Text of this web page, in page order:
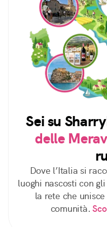
Sei su
delle
Dove l’Italia si
luoghi nascosti con
la rete che
comunità.